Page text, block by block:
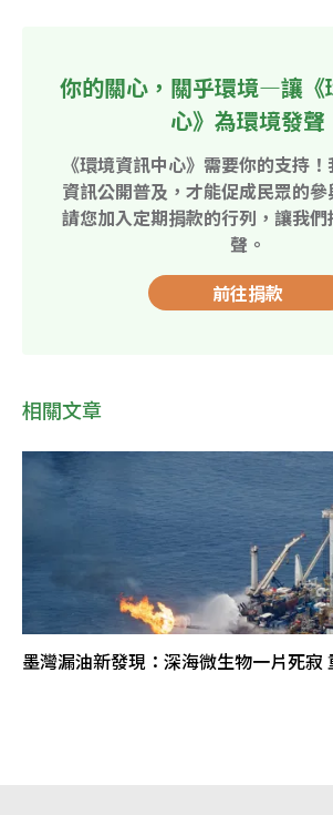
你的關心，關乎環境—讓《
心》為環境發聲
《環境資訊中心》需要你的支持
資訊公開普及，才能促成民眾的
請您加入定期捐款的行列，讓我
聲。
前往捐款
相關文章
墨灣漏油新發現：深海微生物一片死寂